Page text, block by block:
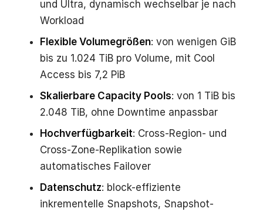
und Ultra, dynamisch wechselbar je nach
Workload
Flexible Volumegrößen: von wenigen GiB
bis zu 1.024 TiB pro Volume, mit Cool
Access bis 7,2 PiB
Skalierbare Capacity Pools: von 1 TiB bis
2.048 TiB, ohne Downtime anpassbar
Hochverfügbarkeit: Cross-Region- und
Cross-Zone-Replikation sowie
automatisches Failover
Datenschutz: block-effiziente
inkrementelle Snapshots, Snapshot-